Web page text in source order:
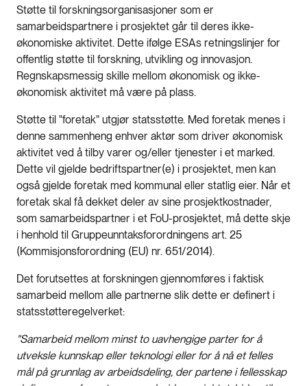
Støtte til forskningsorganisasjoner som er
samarbeidspartnere i prosjektet går til deres ikke-
økonomiske aktivitet. Dette ifølge ESAs retningslinjer for
offentlig støtte til forskning, utvikling og innovasjon.
Regnskapsmessig skille mellom økonomisk og ikke-
økonomisk aktivitet må være på plass.
Støtte til "foretak" utgjør statsstøtte. Med foretak menes i
denne sammenheng enhver aktør som driver økonomisk
aktivitet ved å tilby varer og/eller tjenester i et marked.
Dette vil gjelde bedriftspartner(e) i prosjektet, men kan
også gjelde foretak med kommunal eller statlig eier. Når et
foretak skal få dekket deler av sine prosjektkostnader,
som samarbeidspartner i et FoU-prosjektet, må dette skje
i henhold til Gruppeunntaksforordningens art. 25
(Kommisjonsforordning (EU) nr. 651/2014).
Det forutsettes at forskningen gjennomføres i faktisk
samarbeid mellom alle partnerne slik dette er definert i
statsstøtteregelverket:
"Samarbeid mellom minst to uavhengige parter for å
utveksle kunnskap eller teknologi eller for å nå et felles
mål på grunnlag av arbeidsdeling, der partene i fellesskap